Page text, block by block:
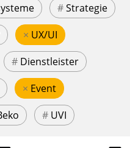
#Strategie
× UX/UI
# Dienstleister
× Event
# UVI